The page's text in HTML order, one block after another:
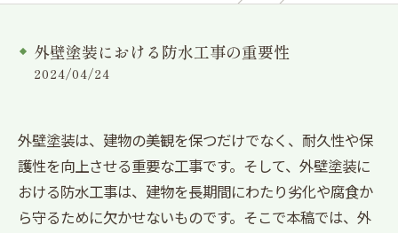
外壁塗装における防水工事の重要性
2024/04/24
外壁塗装は、建物の美観を保つだけでなく、耐久性や保
護性を向上させる重要な工事です。そして、外壁塗装に
おける防水工事は、建物を長期間にわたり劣化や腐食か
ら守るために欠かせないものです。そこで本稿では、外